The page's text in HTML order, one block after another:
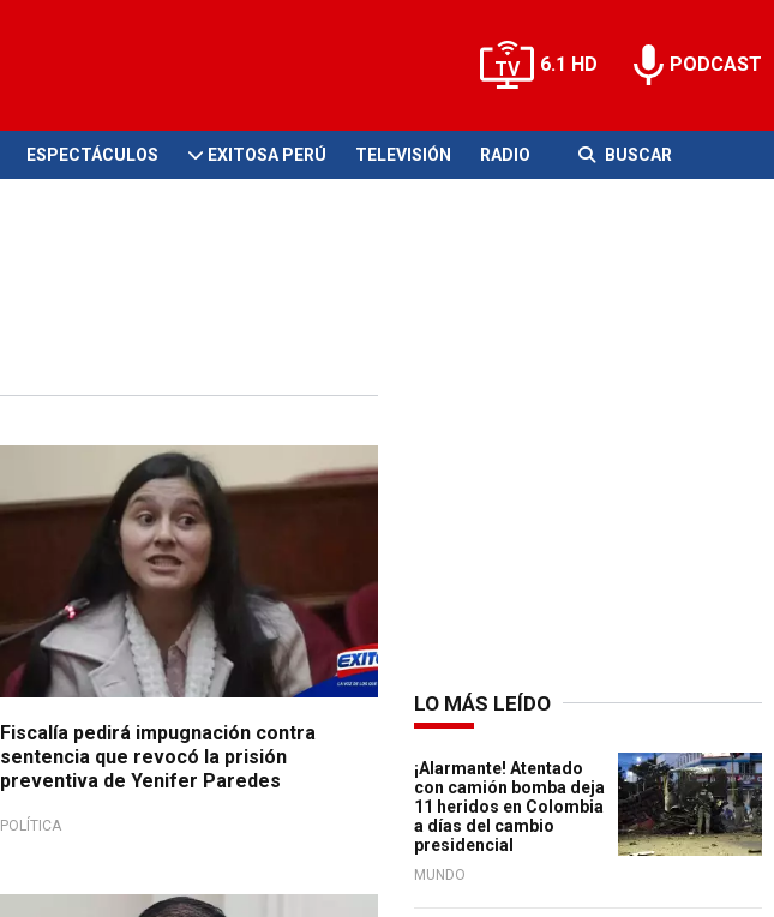
6.1 HD PODCAST
ESPECTÁCULOS EXITOSA PERÚ TELEVISIÓN RADIO BUSCAR
Fiscalía pedirá impugnación contra
sentencia que revocó la prisión
preventiva de Yenifer Paredes
POLÍTICA
LO MÁS LEÍDO
¡Alarmante! Atentado
con camión bomba deja
11 heridos en Colombia
a días del cambio
presidencial
MUNDO